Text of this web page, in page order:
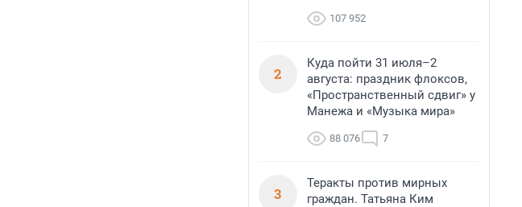
107 952
2
Куда пойти 31 июля–2
августа: праздник флоксов,
«Пространственный сдвиг» у
Манежа и «Музыка мира»
88 076 7
3
Теракты против мирных
граждан. Татьяна Ким